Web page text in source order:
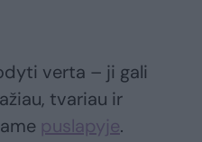
verta – ji gali
tvariau ir
puslapyje.